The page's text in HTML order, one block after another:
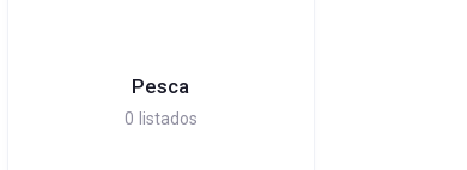
Pesca
0 listados